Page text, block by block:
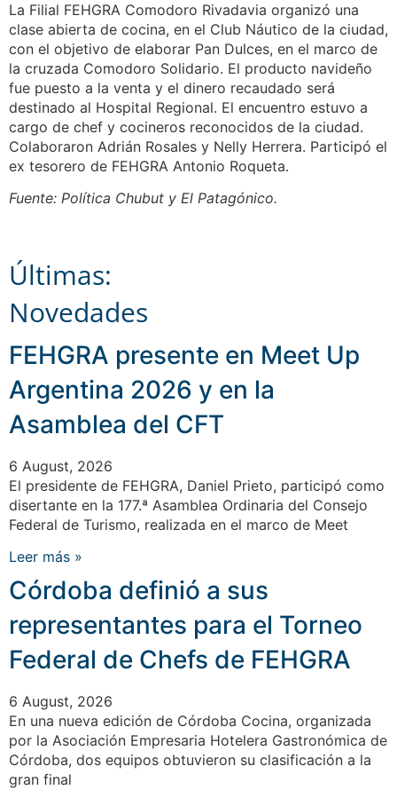
La Filial FEHGRA Comodoro Rivadavia organizó una
clase abierta de cocina, en el Club Náutico de la ciudad,
con el objetivo de elaborar Pan Dulces, en el marco de
la cruzada Comodoro Solidario. El producto navideño
fue puesto a la venta y el dinero recaudado será
destinado al Hospital Regional. El encuentro estuvo a
cargo de chef y cocineros reconocidos de la ciudad.
Colaboraron Adrián Rosales y Nelly Herrera. Participó el
ex tesorero de FEHGRA Antonio Roqueta.
Fuente: Política Chubut y El Patagónico.
Últimas:
Novedades
FEHGRA presente en Meet Up
Argentina 2026 y en la
Asamblea del CFT
6 August, 2026
El presidente de FEHGRA, Daniel Prieto, participó como
disertante en la 177.ª Asamblea Ordinaria del Consejo
Federal de Turismo, realizada en el marco de Meet
Leer más »
Córdoba definió a sus
representantes para el Torneo
Federal de Chefs de FEHGRA
6 August, 2026
En una nueva edición de Córdoba Cocina, organizada
por la Asociación Empresaria Hotelera Gastronómica de
Córdoba, dos equipos obtuvieron su clasificación a la
gran final